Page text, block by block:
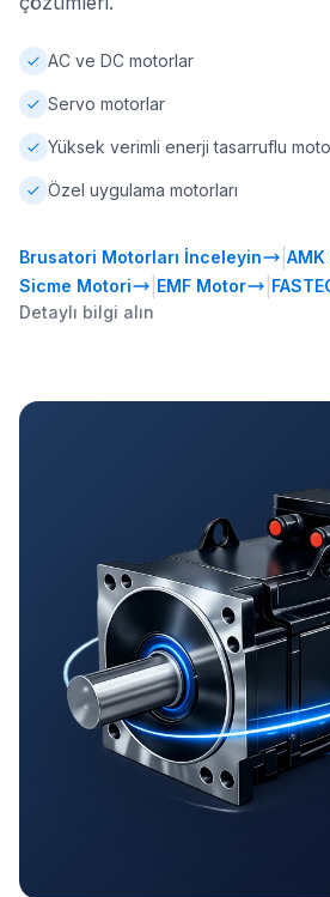
AC ve DC motorlar
Servo motorlar
Yüksek verimli enerji tasarruflu
Özel uygulama motorları
Brusatori Motorları İnceleyin
Sicme Motori EMF Motor
Detaylı bilgi alın